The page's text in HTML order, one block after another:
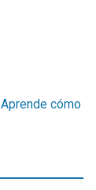
Aprende cómo